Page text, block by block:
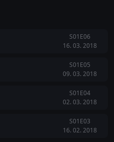
S01E06
16. 03. 2018
S01E05
09. 03. 2018
S01E04
02. 03. 2018
S01E03
16. 02. 2018